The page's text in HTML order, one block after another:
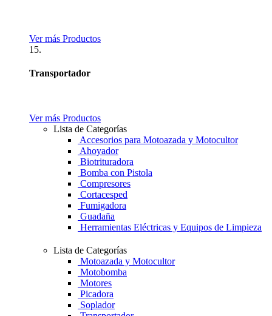
Ver más Productos
15.
Transportador
Ver más Productos
Lista de Categorías
Accesorios para Motoazada y Motocultor
Ahoyador
Biotrituradora
Bomba con Pistola
Compresores
Cortacesped
Fumigadora
Guadaña
Herramientas Eléctricas y Equipos de Limpieza
Lista de Categorías
Motoazada y Motocultor
Motobomba
Motores
Picadora
Soplador